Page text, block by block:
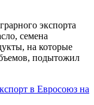
экспорта
семена
на которые
подытожил
в Евросоюз на